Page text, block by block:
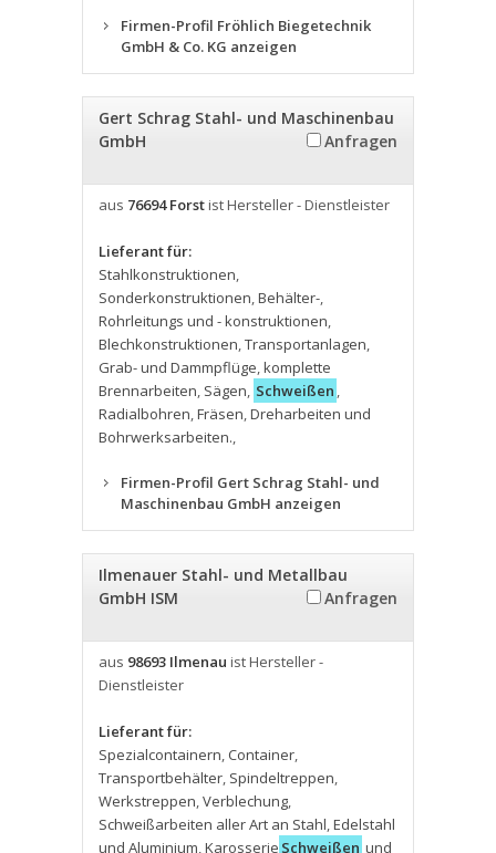
Firmen-Profil Fröhlich Biegetechnik
GmbH & Co. KG anzeigen
Gert Schrag Stahl- und Maschinenbau
GmbH
Anfragen
aus 76694 Forstist Hersteller - Dienstleister
Lieferant für:
Stahlkonstruktionen,
Sonderkonstruktionen,Behälter-,
Rohrleitungs und - konstruktionen,
Blechkonstruktionen,Transportanlagen,
Grab- und Dammpflüge,komplette
Brennarbeiten, Sägen, Schweißen ,
Radialbohren,Fräsen,Dreharbeiten und
Bohrwerksarbeiten.,
Firmen-Profil Gert Schrag Stahl- und
Maschinenbau GmbH anzeigen
Ilmenauer Stahl- und Metallbau
GmbH ISM
Anfragen
aus 98693 Ilmenau ist Hersteller -
Dienstleister
Lieferant für:
Spezialcontainern, Container,
Transportbehälter, Spindeltreppen,
Werkstreppen,Verblechung,
Schweißarbeiten aller Art an Stahl,Edelstahl
und Aluminium,Karosserie Schweißen und